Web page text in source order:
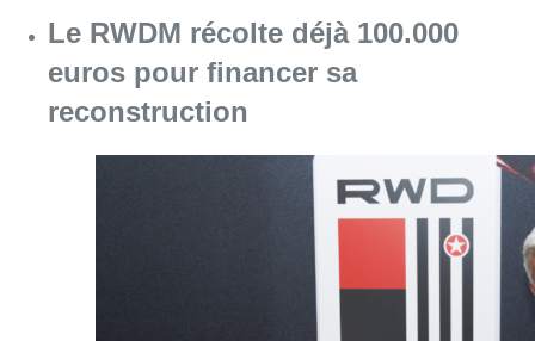
Le RWDM récolte déjà 100.000
euros pour financer sa
reconstruction